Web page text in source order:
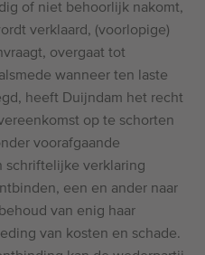
of niet behoorlijk nakomt,
verklaard, (voorlopige)
overgaat tot
wanneer ten laste
heeft Duijndam het recht
op te schorten
voorafgaande
schriftelijke verklaring
een en ander naar
van enig haar
van kosten en schade.